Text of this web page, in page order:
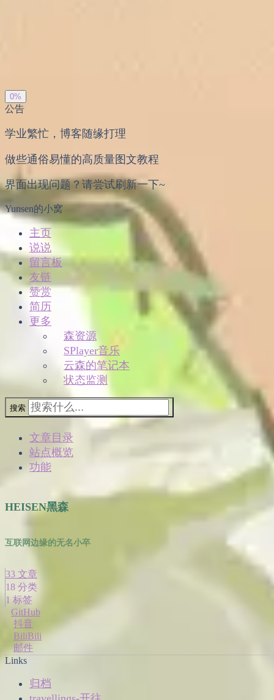
0%
公告
学业繁忙，博客随缘打理
做些通俗易懂的高质量图文教程
界面出现问题？请尝试刷新一下~
Yunsen的小窝
主页
说说
留言板
友链
赞赏
简历
更多
森资源
SPlayer音乐
云森的笔记本
状态监测
搜索
文章目录
站点概览
功能
HEISEN黑森
互联网边缘的无名小卒
33 文章
18 分类
1 标签
GitHub
抖音
BiliBili
邮件
Links
归档